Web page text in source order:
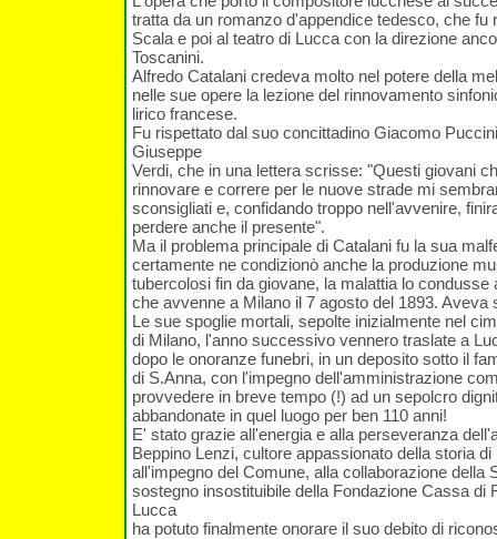
tratta da un romanzo d'appendice tedesco, che fu
Scala e poi al teatro di Lucca con la direzione
Toscanini.
Alfredo Catalani credeva molto nel potere della
nelle sue opere la lezione del rinnovamento
lirico francese.
Fu rispettato dal suo concittadino Giacomo
Giuseppe
Verdi, che in una lettera scrisse: "Questi giovani
rinnovare e correre per le nuove strade mi
sconsigliati e, confidando troppo nell'avvenire,
perdere anche il presente".
Ma il problema principale di Catalani fu la sua
certamente ne condizionò anche la produzione
tubercolosi fin da giovane, la malattia lo condusse
che avvenne a Milano il 7 agosto del 1893. Aveva
Le sue spoglie mortali, sepolte inizialmente nel
di Milano, l'anno successivo vennero traslate a
dopo le onoranze funebri, in un deposito sotto il
di S.Anna, con l'impegno dell'amministrazione
provvedere in breve tempo (!) ad un sepolcro
abbandonate in quel luogo per ben 110 anni!
E' stato grazie all'energia e alla perseveranza
Beppino Lenzi, cultore appassionato della storia
all'impegno del Comune, alla collaborazione della
sostegno insostituibile della Fondazione Cassa di
Lucca
ha potuto finalmente onorare il suo debito di